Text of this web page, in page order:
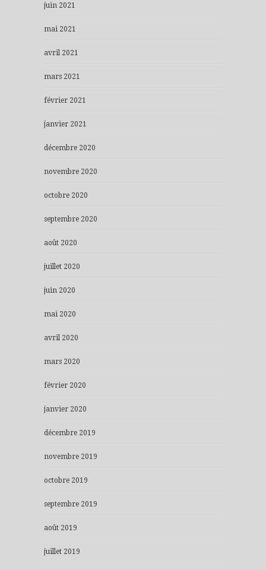
juin 2021
mai 2021
avril 2021
mars 2021
février 2021
janvier 2021
décembre 2020
novembre 2020
octobre 2020
septembre 2020
août 2020
juillet 2020
juin 2020
mai 2020
avril 2020
mars 2020
février 2020
janvier 2020
décembre 2019
novembre 2019
octobre 2019
septembre 2019
août 2019
juillet 2019